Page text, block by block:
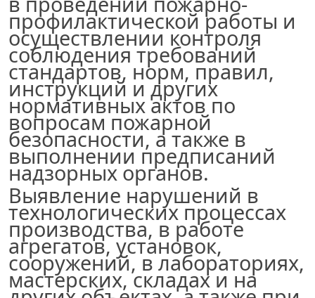
профилактической работы и
осуществлении контроля
соблюдения требований
стандартов, норм, правил,
инструкций и других
нормативных актов по
вопросам пожарной
безопасности, а также в
выполнении предписаний
надзорных органов.
Выявление нарушений в
технологических процессах
производства, в работе
агрегатов, установок,
сооружений, в лабораториях,
мастерских, складах и на